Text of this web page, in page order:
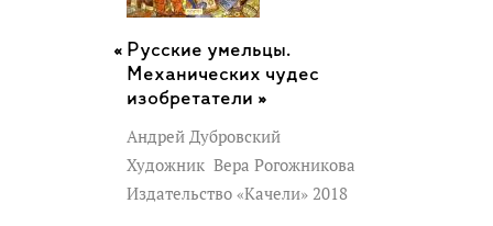
Русские умельцы.
Механических чудес
изобретатели »
Андрей Дубровский
Художник Вера Рогожникова
Издательство «Качели» 2018